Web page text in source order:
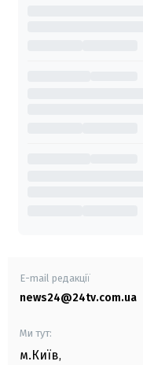
E-mail редакції
news24@24tv.com.ua
Ми тут:
м.Київ,